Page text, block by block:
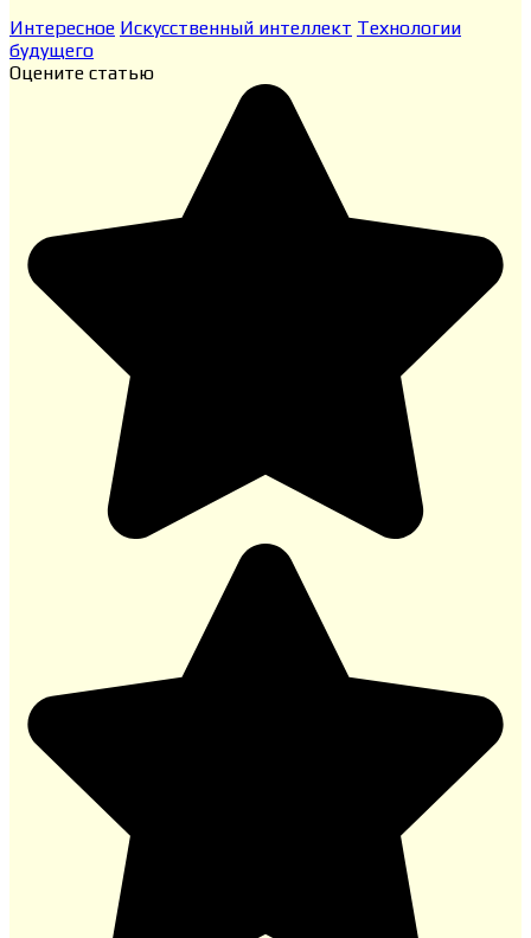
Интересное Искусственный интеллект Технологии
будущего
Оцените статью